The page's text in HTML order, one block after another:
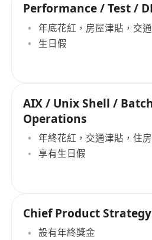
Performance / Test /
年底花紅，房屋津貼，交
生日假
AIX / Unix Shell /
Operations
年終花紅，交通津貼，住
享有生日假
Chief Product
設有年終獎金